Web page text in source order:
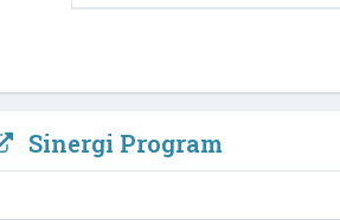
Sinergi Program